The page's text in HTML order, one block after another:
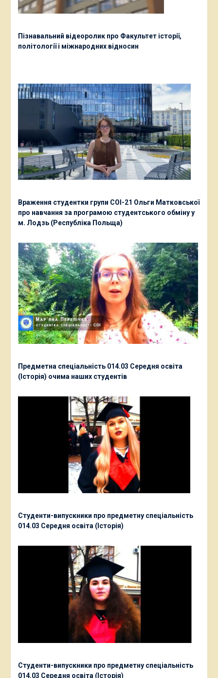
Пізнавальний відеоролик про Факультет історії,
політології і міжнародних відносин
Враження студентки групи СОІ-21 Ольги Матковської
про навчання за програмою студентського обміну у
м. Лодзь (Республіка Польща)
Предметна спеціальність 014.03 Середня освіта
(Історія) очима наших студентів
Студенти-випускники про предметну спеціальність
014.03 Середня освіта (Історія)
Студенти-випускники про предметну спеціальність
014.03 Середня освіта (Історія)